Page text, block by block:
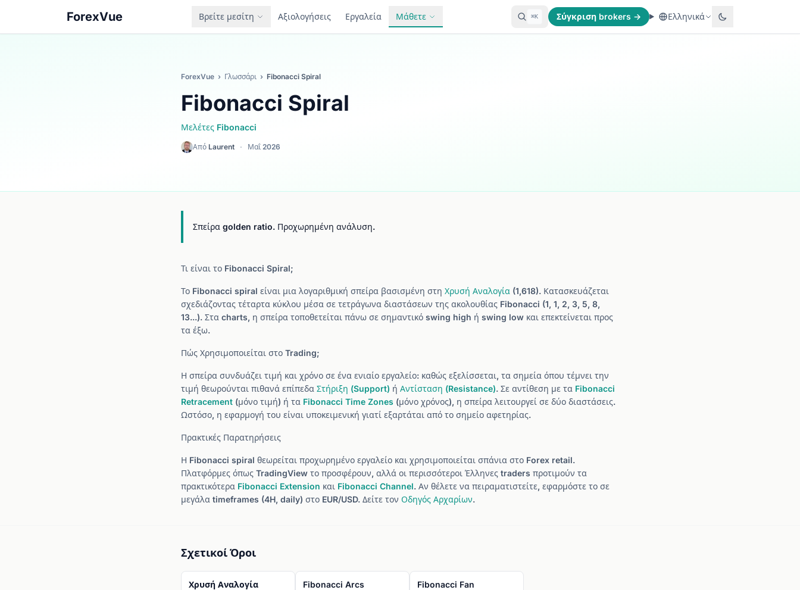
ForexVue Βρείτε μεσίτη Αξιολογήσεις Εργαλεία Μάθετε ⌘K Σύγκριση brokers → Ελληνικά
ForexVue › Γλωσσάρι › Fibonacci Spiral
Fibonacci Spiral
Μελέτες Fibonacci
Από Laurent · Μαΐ 2026
Σπείρα golden ratio. Προχωρημένη ανάλυση.
Τι είναι το Fibonacci Spiral;
Το Fibonacci spiral είναι μια λογαριθμική σπείρα βασισμένη στη Χρυσή Αναλογία (1,618). Κατασκευάζεται
σχεδιάζοντας τέταρτα κύκλου μέσα σε τετράγωνα διαστάσεων της ακολουθίας Fibonacci (1, 1, 2, 3, 5, 8,
13...). Στα charts, η σπείρα τοποθετείται πάνω σε σημαντικό swing high ή swing low και επεκτείνεται προς
τα έξω.
Πώς Χρησιμοποιείται στο Trading;
Η σπείρα συνδυάζει τιμή και χρόνο σε ένα ενιαίο εργαλείο: καθώς εξελίσσεται, τα σημεία όπου τέμνει την
τιμή θεωρούνται πιθανά επίπεδα Στήριξη (Support) ή Αντίσταση (Resistance). Σε αντίθεση με τα Fibonacci
Retracement (μόνο τιμή) ή τα Fibonacci Time Zones (μόνο χρόνος), η σπείρα λειτουργεί σε δύο διαστάσεις.
Ωστόσο, η εφαρμογή του είναι υποκειμενική γιατί εξαρτάται από το σημείο αφετηρίας.
Πρακτικές Παρατηρήσεις
Η Fibonacci spiral θεωρείται προχωρημένο εργαλείο και χρησιμοποιείται σπάνια στο Forex retail.
Πλατφόρμες όπως TradingView το προσφέρουν, αλλά οι περισσότεροι Έλληνες traders προτιμούν τα
πρακτικότερα Fibonacci Extension και Fibonacci Channel. Αν θέλετε να πειραματιστείτε, εφαρμόστε το σε
μεγάλα timeframes (4H, daily) στο EUR/USD. Δείτε τον Οδηγός Αρχαρίων.
Σχετικοί Όροι
Χρυσή Αναλογία Fibonacci Arcs Fibonacci Fan